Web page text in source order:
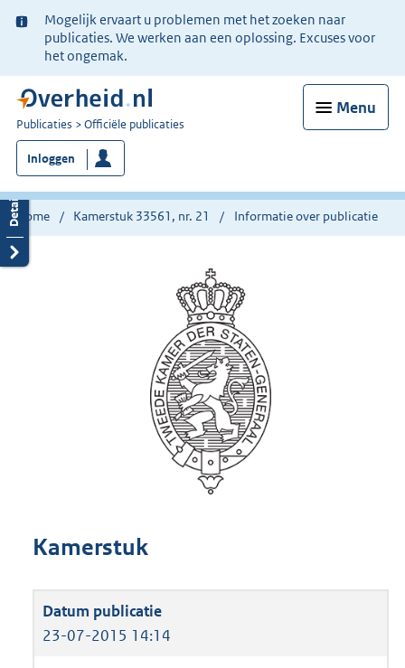
Ter
informatie:
Mogelijk ervaart u problemen met het zoeken naar
publicaties. We werken aan een oplossing. Excuses voor
het ongemak.
Menu
U
bent
nu
hier:
Publicaties Officiële publicaties
Inloggen
Home Kamerstuk 33561, nr. 21 Informatie over publicatie
Kamerstuk
23-07-2015 14:14